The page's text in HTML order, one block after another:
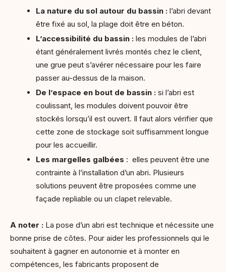
La nature du sol autour du bassin : l’abri devant
être fixé au sol, la plage doit être en béton.
L’accessibilité du bassin : les modules de l’abri
étant généralement livrés montés chez le client,
une grue peut s’avérer nécessaire pour les faire
passer au-dessus de la maison.
De l’espace en bout de bassin : si l’abri est
coulissant, les modules doivent pouvoir être
stockés lorsqu’il est ouvert. Il faut alors vérifier que
cette zone de stockage soit suffisamment longue
pour les accueillir.
Les margelles galbées : elles peuvent être une
contrainte à l’installation d’un abri. Plusieurs
solutions peuvent être proposées comme une
façade repliable ou un clapet relevable.
A noter : La pose d’un abri est technique et nécessite une
bonne prise de côtes. Pour aider les professionnels qui le
souhaitent à gagner en autonomie et à monter en
compétences, les fabricants proposent de